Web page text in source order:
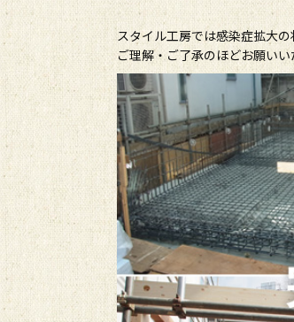
スタイル工房では感染症拡大
ご理解・ご了承のほどお願いい